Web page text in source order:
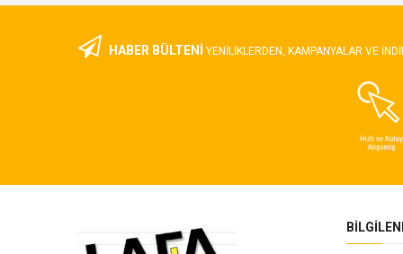
HABER BÜLTENİ YENILIKLERDEN, KAMPANYALAR VE